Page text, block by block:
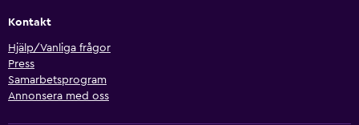
Kontakt
Hjälp/Vanliga frågor
Press
Samarbetsprogram
Annonsera med oss